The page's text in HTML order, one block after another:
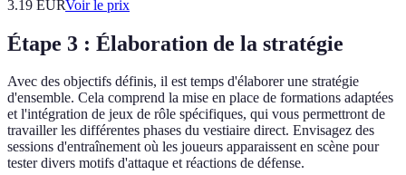
3.19 EURVoir le prix
Étape 3 : Élaboration de la stratégie
Avec des objectifs définis, il est temps d'élaborer une stratégie
d'ensemble. Cela comprend la mise en place de formations adaptées
et l'intégration de jeux de rôle spécifiques, qui vous permettront de
travailler les différentes phases du vestiaire direct. Envisagez des
sessions d'entraînement où les joueurs apparaissent en scène pour
tester divers motifs d'attaque et réactions de défense.